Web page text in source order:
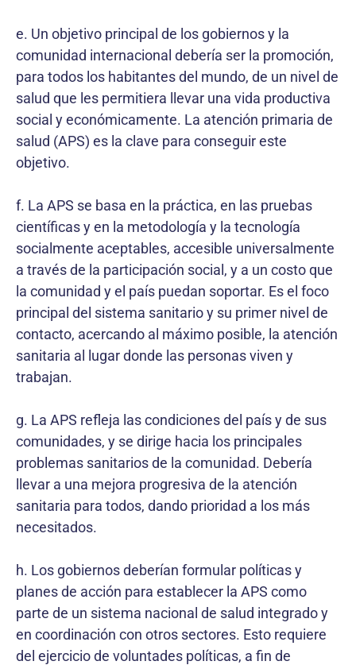
e. Un objetivo principal de los gobiernos y la
comunidad internacional debería ser la promoción,
para todos los habitantes del mundo, de un nivel de
salud que les permitiera llevar una vida productiva
social y económicamente. La atención primaria de
salud (APS) es la clave para conseguir este
objetivo.
f. La APS se basa en la práctica, en las pruebas
científicas y en la metodología y la tecnología
socialmente aceptables, accesible universalmente
a través de la participación social, y a un costo que
la comunidad y el país puedan soportar. Es el foco
principal del sistema sanitario y su primer nivel de
contacto, acercando al máximo posible, la atención
sanitaria al lugar donde las personas viven y
trabajan.
g. La APS refleja las condiciones del país y de sus
comunidades, y se dirige hacia los principales
problemas sanitarios de la comunidad. Debería
llevar a una mejora progresiva de la atención
sanitaria para todos, dando prioridad a los más
necesitados.
h. Los gobiernos deberían formular políticas y
planes de acción para establecer la APS como
parte de un sistema nacional de salud integrado y
en coordinación con otros sectores. Esto requiere
del ejercicio de voluntades políticas, a fin de